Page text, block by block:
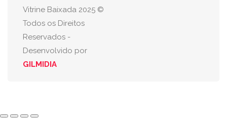
Vitrine Baixada 2025 ©
Todos os Direitos
Reservados -
Desenvolvido por
GILMIDIA